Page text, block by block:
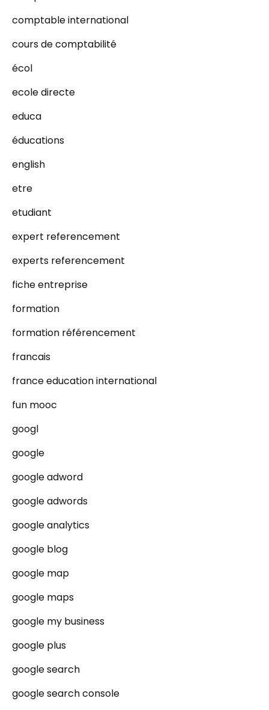
comptable international
cours de comptabilité
écol
ecole directe
educa
éducations
english
etre
etudiant
expert referencement
experts referencement
fiche entreprise
formation
formation référencement
francais
france education international
fun mooc
googl
google
google adword
google adwords
google analytics
google blog
google map
google maps
google my business
google plus
google search
google search console